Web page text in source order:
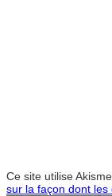
Ce site utilise
sur la façon dont